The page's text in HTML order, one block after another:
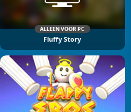
ALLEEN VOOR PC
Fluffy Story